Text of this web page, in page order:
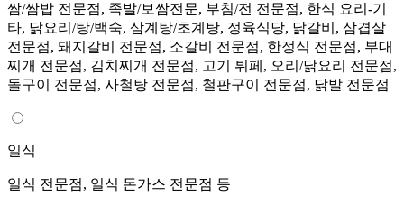
쌈/쌈밥 전문점, 족발/보쌈전문, 부침/전 전문점, 한식 요리-기
타, 닭요리/탕/백숙, 삼계탕/초계탕, 정육식당, 닭갈비, 삼겹살
전문점, 돼지갈비 전문점, 소갈비 전문점, 한정식 전문점, 부대
찌개 전문점, 김치찌개 전문점, 고기 뷔페, 오리/닭요리 전문점,
돌구이 전문점, 사철탕 전문점, 철판구이 전문점, 닭발 전문점
일식
일식 전문점, 일식 돈가스 전문점 등